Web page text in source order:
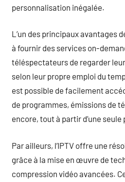
personnalisation inégalée.
L’un des principaux avantages
à fournir des services on-
téléspectateurs de regarder
selon leur propre emploi du
est possible de facilement
de programmes, émissions de
encore, tout à partir d’une
Par ailleurs, l’IPTV offre une
grâce à la mise en œuvre de
compression vidéo avancées.